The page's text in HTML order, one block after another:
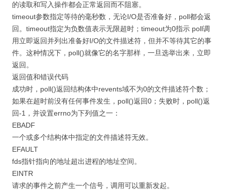
的读取和写入操作都会正常返回而不阻塞。
timeout参数指定等待的毫秒数，无论I/O是否准备好，poll都会返
回。timeout指定为负数值表示无限超时；timeout为0指示 poll调
用立即返回并列出准备好I/O的文件描述符，但并不等待其它的事
件。这种情况下，poll()就像它的名字那样，一旦选举出来，立即
返回。
返回值和错误代码
成功时，poll()返回结构体中revents域不为0的文件描述符个数；
如果在超时前没有任何事件发生，poll()返回0；失败时，poll()返
回-1，并设置errno为下列值之一：
EBADF
一个或多个结构体中指定的文件描述符无效。
EFAULT
fds指针指向的地址超出进程的地址空间。
EINTR
请求的事件之前产生一个信号，调用可以重新发起。